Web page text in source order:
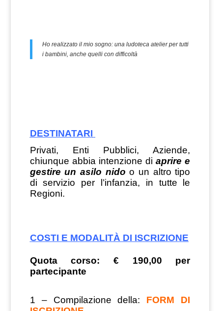
Ho realizzato il mio sogno: una ludoteca atelier per tutti
i bambini, anche quelli con difficoltà
DESTINATARI
Privati, Enti Pubblici, Aziende,
chiunque abbia intenzione di aprire e
gestire un asilo nidoo un altro tipo
di servizio per l’infanzia, in tutte le
Regioni.
COSTI E MODALITÀ DI ISCRIZIONE
Quota corso: € 190,00 per
partecipante
1 – Compilazione della:
FORM DI